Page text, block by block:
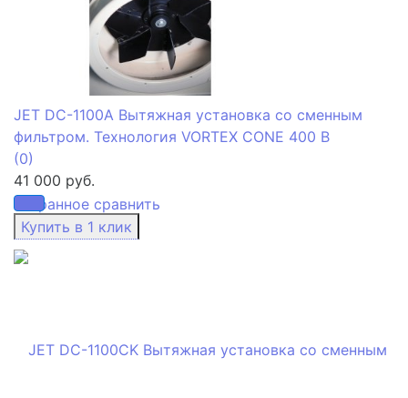
избранное сравнить
JET DC-1100A Вытяжная установка со сменным
фильтром. Технология VORTEX CONE 400 В
(0)
41 000 руб.